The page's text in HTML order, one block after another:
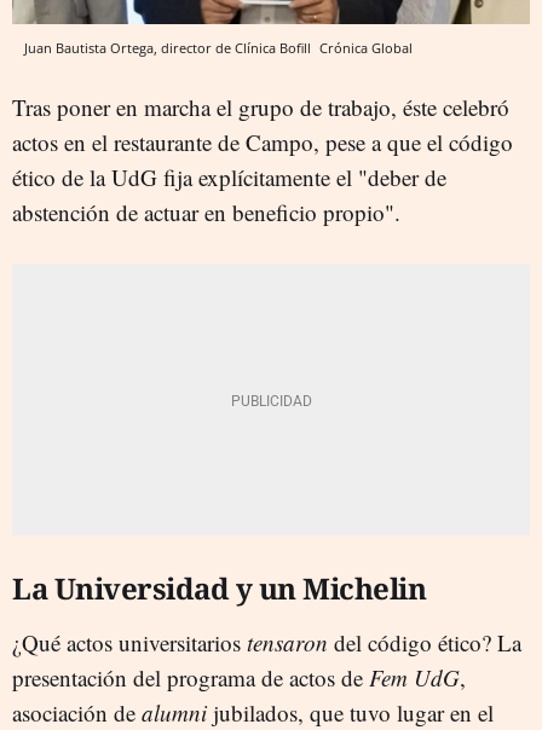
Juan Bautista Ortega, director de Clínica Bofill Crónica Global
Tras poner en marcha el grupo de trabajo, éste celebró
actos en el restaurante de Campo, pese a que el código
ético de la UdG fija explícitamente el "deber de
abstención de actuar en beneficio propio".
La Universidad y un Michelin
¿Qué actos universitarios tensaron del código ético? La
presentación del programa de actos de Fem UdG,
asociación de alumni jubilados, que tuvo lugar en el